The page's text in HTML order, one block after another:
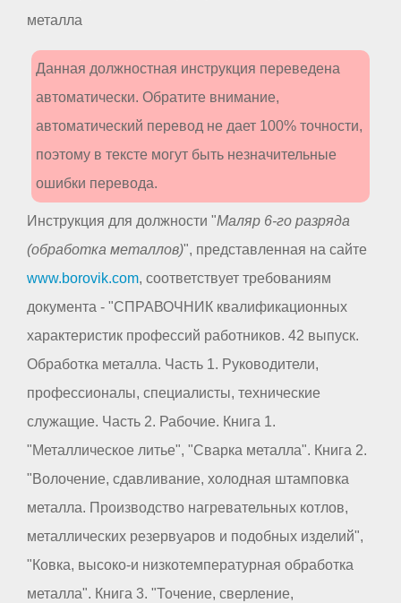
металла
Данная должностная инструкция переведена
автоматически. Обратите внимание,
автоматический перевод не дает 100% точности,
поэтому в тексте могут быть незначительные
ошибки перевода.
Инструкция для должности "Маляр 6-го разряда
(обработка металлов)", представленная на сайте
www.borovik.com, соответствует требованиям
документа - "СПРАВОЧНИК квалификационных
характеристик профессий работников. 42 выпуск.
Обработка металла. Часть 1. Руководители,
профессионалы, специалисты, технические
служащие. Часть 2. Рабочие. Книга 1.
"Металлическое литье", "Сварка металла". Книга 2.
"Волочение, сдавливание, холодная штамповка
металла. Производство нагревательных котлов,
металлических резервуаров и подобных изделий",
"Ковка, высоко-и низкотемпературная обработка
металла". Книга 3. "Точение, сверление,